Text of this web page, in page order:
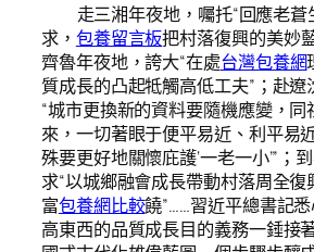
走三湘年夜地，囑托“回應老
求， 包養留言板把村落復興的美妙
齊魯年夜地，誇大“在處台灣包養網
質成長的凸起牴觸高低工夫”；赴
“城市更換新的資料要隨機應變，
來，一切著眼于便平易近、利平易
殊要更好地關懷庇護‘一老一小’”；
求“以城鄉融會成長帶動村落周全
富包養網比較饒”……習近平總書記
高東西的品質成長目的義務一錘接